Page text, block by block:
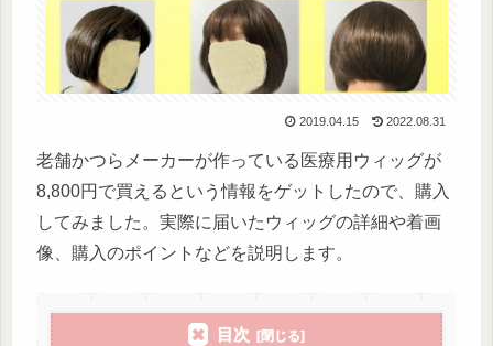
2019.04.15 2022.08.31
老舗かつらメーカーが作っている医療用ウィッグが
8,800円で買えるという情報をゲットしたので、購入
してみました。実際に届いたウィッグの詳細や着画
像、購入のポイントなどを説明します。
目次